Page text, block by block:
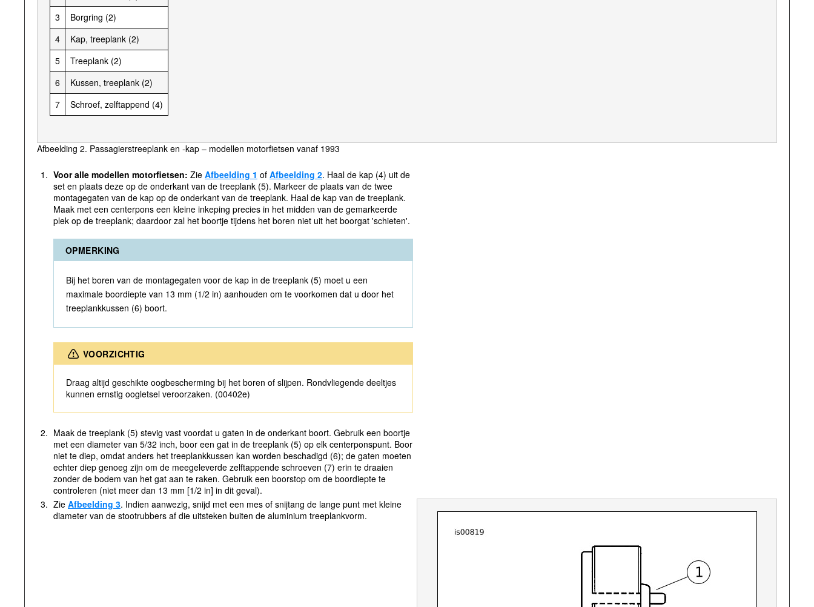
3
Borgring (2)
4
Kap, treeplank (2)
5
Treeplank (2)
6
Kussen, treeplank (2)
7
Schroef, zelftappend (4)
Afbeelding 2. Passagierstreeplank en -kap – modellen motorfietsen vanaf 1993
1. Voor alle modellen motorfietsen: Zie Afbeelding 1 of Afbeelding 2. Haal de kap (4) uit de
set en plaats deze op de onderkant van de treeplank (5). Markeer de plaats van de twee
montagegaten van de kap op de onderkant van de treeplank. Haal de kap van de treeplank.
Maak met een centerpons een kleine inkeping precies in het midden van de gemarkeerde
plek op de treeplank; daardoor zal het boortje tijdens het boren niet uit het boorgat 'schieten'.
OPMERKING
Bij het boren van de montagegaten voor de kap in de treeplank (5) moet u een
maximale boordiepte van 13 mm (1/2 in) aanhouden om te voorkomen dat u door het
treeplankkussen (6) boort.
VOORZICHTIG
Draag altijd geschikte oogbescherming bij het boren of slijpen. Rondvliegende deeltjes
kunnen ernstig oogletsel veroorzaken. (00402e)
2. Maak de treeplank (5) stevig vast voordat u gaten in de onderkant boort. Gebruik een boortje
met een diameter van 5/32 inch, boor een gat in de treeplank (5) op elk centerponspunt. Boor
niet te diep, omdat anders het treeplankkussen kan worden beschadigd (6); de gaten moeten
echter diep genoeg zijn om de meegeleverde zelftappende schroeven (7) erin te draaien
zonder de bodem van het gat aan te raken. Gebruik een boorstop om de boordiepte te
controleren (niet meer dan 13 mm [1/2 in] in dit geval).
3. Zie Afbeelding 3. Indien aanwezig, snijd met een mes of snijtang de lange punt met kleine
diameter van de stootrubbers af die uitsteken buiten de aluminium treeplankvorm.